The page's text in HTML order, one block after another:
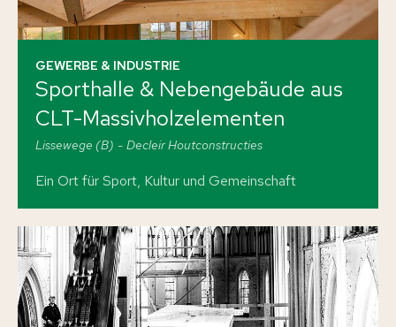
GEWERBE & INDUSTRIE
Sporthalle & Nebengebäude aus
CLT-Massivholzelementen
Lissewege (B) Decleir Houtconstructies
Ein Ort für Sport, Kultur und Gemeinschaft